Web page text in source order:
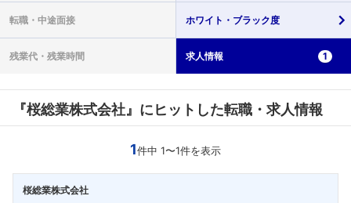
転職・ 中途面接 ホワイト・ ブラック度
残業代・ 残業時間 求人情報 1
『桜総業株式会社』にヒットした転職・求人情報
1件中 1〜1件を表示
桜総業株式会社